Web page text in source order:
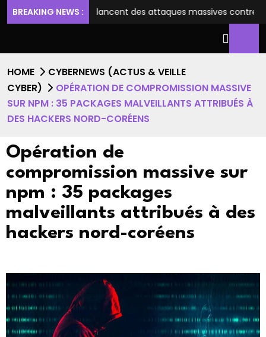
BREAKING NEWS :
chinois lancent des attaques massives contre SharePoint
HOME
CYBERNEWS (ACTUS & VEILLE
CYBER)
OPÉRATION DE COMPROMISSION MASSIVE
SUR NPM : 35 PACKAGES MALVEILLANTS ATTRIBUÉS À
DES HACKERS NORD-CORÉENS
Opération de
compromission massive sur
npm : 35 packages
malveillants attribués à des
hackers nord-coréens